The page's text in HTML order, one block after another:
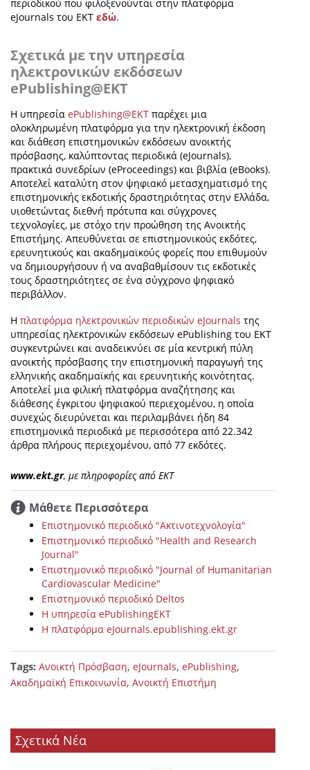
περιοδικού που φιλοξενούνται στην πλατφόρμα
eJournals του ΕΚΤ εδώ.
Σχετικά με την υπηρεσία
ηλεκτρονικών εκδόσεων
ePublishing@EKT
Η υπηρεσία ePublishing@EKT παρέχει μια
ολοκληρωμένη πλατφόρμα για την ηλεκτρονική έκδοση
και διάθεση επιστημονικών εκδόσεων ανοικτής
πρόσβασης, καλύπτοντας περιοδικά (eJournals),
πρακτικά συνεδρίων (eProceedings) και βιβλία (eBooks).
Αποτελεί καταλύτη στον ψηφιακό μετασχηματισμό της
επιστημονικής εκδοτικής δραστηριότητας στην Ελλάδα,
υιοθετώντας διεθνή πρότυπα και σύγχρονες
τεχνολογίες, με στόχο την προώθηση της Ανοικτής
Επιστήμης. Απευθύνεται σε επιστημονικούς εκδότες,
ερευνητικούς και ακαδημαϊκούς φορείς που επιθυμούν
να δημιουργήσουν ή να αναβαθμίσουν τις εκδοτικές
τους δραστηριότητες σε ένα σύγχρονο ψηφιακό
περιβάλλον.
H πλατφόρμα ηλεκτρονικών περιοδικών eJournals της
υπηρεσίας ηλεκτρονικών εκδόσεων ePublishing του ΕΚΤ
συγκεντρώνει και αναδεικνύει σε μία κεντρική πύλη
ανοικτής πρόσβασης την επιστημονική παραγωγή της
ελληνικής ακαδημαϊκής και ερευνητικής κοινότητας.
Αποτελεί μια φιλική πλατφόρμα αναζήτησης και
διάθεσης έγκριτου ψηφιακού περιεχομένου, η οποία
συνεχώς διευρύνεται και περιλαμβάνει ήδη 84
επιστημονικά περιοδικά με περισσότερα από 22.342
άρθρα πλήρους περιεχομένου, από 77 εκδότες.
www.ekt.gr, με πληροφορίες από ΕΚΤ
Μάθετε Περισσότερα
Επιστημονικό περιοδικό "Ακτινοτεχνολογία"
Επιστημονικό περιοδικό "Health and Research
Journal"
Επιστημονικό περιοδικό "Journal of Humanitarian
Cardiovascular Medicine"
Επιστημονικό περιοδικό Deltos
Η υπηρεσία ePublishingEKT
H πλατφόρμα eJournals.epublishing.ekt.gr
Tags: Ανοικτή Πρόσβαση, eJournals, ePublishing,
Ακαδημαϊκή Επικοινωνία, Ανοικτή Επιστήμη
Σχετικά Νέα